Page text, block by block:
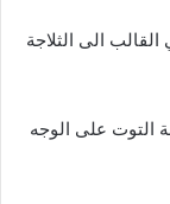
الى الثلاجة
التوت على الوجه